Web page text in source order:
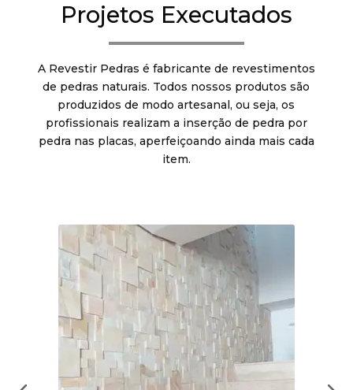
Projetos Executados
A Revestir Pedras é fabricante de revestimentos
de pedras naturais. Todos nossos produtos são
produzidos de modo artesanal, ou seja, os
profissionais realizam a inserção de pedra por
pedra nas placas, aperfeiçoando ainda mais cada
item.